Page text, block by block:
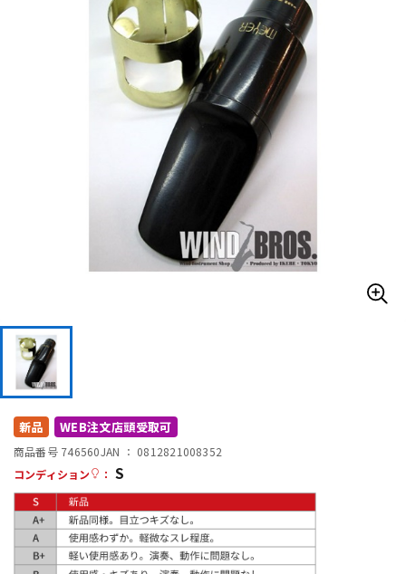
パーカッション
電子ピアノ
エフェクター
配信/ライブ機器
中古 ヴィンテージ
新品 WEB注文店頭受取可
商品番号 746560JAN ： 0812821008352
コンディション
： S